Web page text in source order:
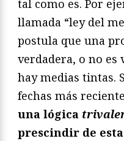
tal como es. Por
llamada “ley del
postula que una
verdadera, o no es
hay medias tintas.
fechas más
una lógica
prescindir de